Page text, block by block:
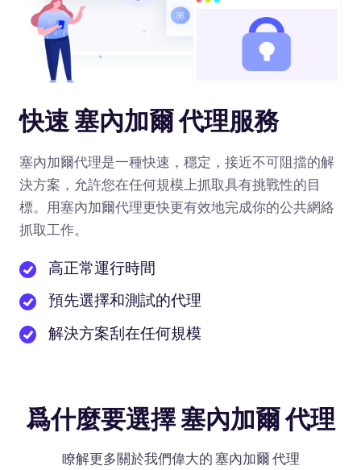
快速 塞內加爾 代理服務
塞內加爾代理是一種快速，穩定，接近不可阻擋的解
決方案，允許您在任何規模上抓取具有挑戰性的目
標。用塞內加爾代理更快更有效地完成你的公共網絡
抓取工作。
高正常運行時間
預先選擇和測試的代理
解決方案刮在任何規模
爲什麼要選擇 塞內加爾 代理
瞭解更多關於我們偉大的 塞內加爾 代理